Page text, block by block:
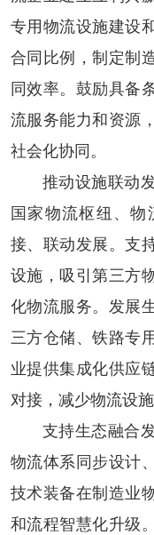
专用物流设施建设
合同比例，制定制
同效率。鼓励具备
流服务能力和资源
社会化协同。
推动设施联动发
国家物流枢纽、
接、联动发展。支
设施，吸引第三方
化物流服务。发展
三方仓储、铁路专
业提供集成化供应
对接，减少物流设
支持生态融合
物流体系同步设计
技术装备在制造业
和流程智慧化升级